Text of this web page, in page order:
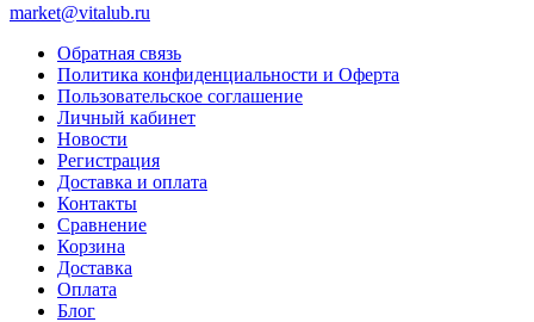
market@vitalub.ru
Обратная связь
Политика конфиденциальности и Оферта
Пользовательское соглашение
Личный кабинет
Новости
Регистрация
Доставка и оплата
Контакты
Сравнение
Корзина
Доставка
Оплата
Блог